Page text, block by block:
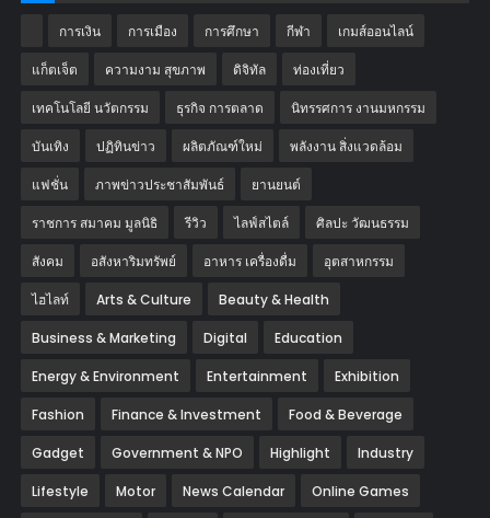
การเงิน การเมือง การศึกษา กีฬา เกมส์ออนไลน์
แก็ตเจ็ต ความงาม สุขภาพ ดิจิทัล ท่องเที่ยว
เทคโนโลยี นวัตกรรม ธุรกิจ การตลาด นิทรรศการ งานมหกรรม
บันเทิง ปฏิทินข่าว ผลิตภัณฑ์ใหม่ พลังงาน สิ่งแวดล้อม
แฟชั่น ภาพข่าวประชาสัมพันธ์ ‎ยานยนต์‎
ราชการ สมาคม มูลนิธิ รีวิว ไลฟ์สไตล์ ศิลปะ วัฒนธรรม
สังคม อสังหาริมทรัพย์ อาหาร เครื่องดื่ม อุตสาหกรรม
ไฮไลท์ Arts & Culture Beauty & Health
Business & Marketing Digital Education
Energy & Environment Entertainment Exhibition
Fashion Finance & Investment Food & Beverage
Gadget Government & NPO Highlight Industry
Lifestyle Motor News Calendar Online Games